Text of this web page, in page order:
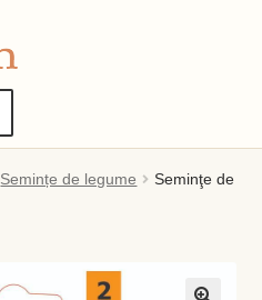
Semințe de legume
Seminţe de